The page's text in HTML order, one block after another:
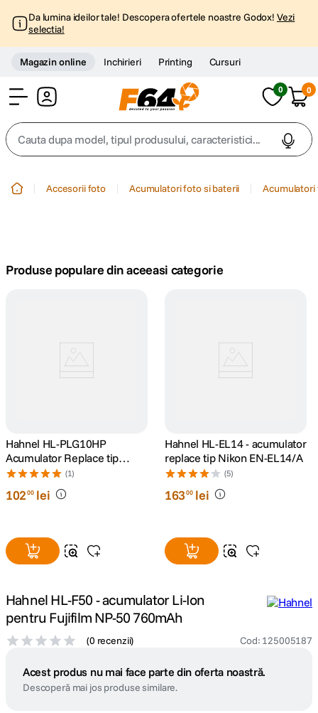
Da lumina ideilor tale! Descopera ofertele noastre Godox! Vezi
selectia!
Magazin online Inchirieri Printing Cursuri
0 0
Cauta dupa model, tipul produsului, caracteristici...
trepied telefon
canon sx740 hs
lavaliera
8 dji mic mini
dji osmo
Accesorii foto Acumulatori foto si baterii
Produse populare din aceeasi categorie
Hahnel HL-PLG10HP
Acumulator Replace tip
Panasonic DMW-BLG10E
1000mAh
(1)
10200 lei
Hahnel HL-EL14 - acumulator
replace tip Nikon EN-EL14/A
(5)
16300 lei
Hahnel HL-F50 - acumulator Li-Ion
pentru Fujifilm NP-50 760mAh
(0 recenzii) Cod: 125005187
Acest produs nu mai face parte din oferta noastră.
Descoperă mai jos produse similare.